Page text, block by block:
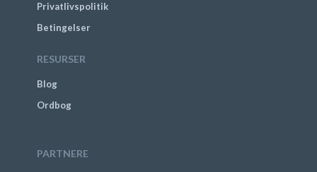
Privatlivspolitik
Betingelser
RESURSER
Blog
Ordbog
PARTNERE